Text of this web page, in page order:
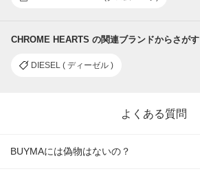
CHROME HEARTS の関連ブランドからさがす
DIESEL ( ディーゼル )
よくある質問
BUYMAには偽物はないの？